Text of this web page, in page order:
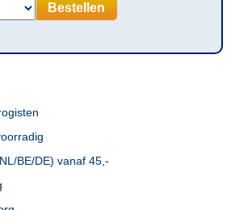
Bestellen
BE/DE) vanaf 45,-